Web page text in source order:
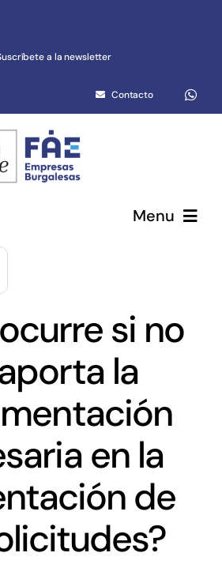
a la newsletter
Contacto
Menu
Networking
Tecnológica
Eventos
Conócenos
si no
la
en la
de